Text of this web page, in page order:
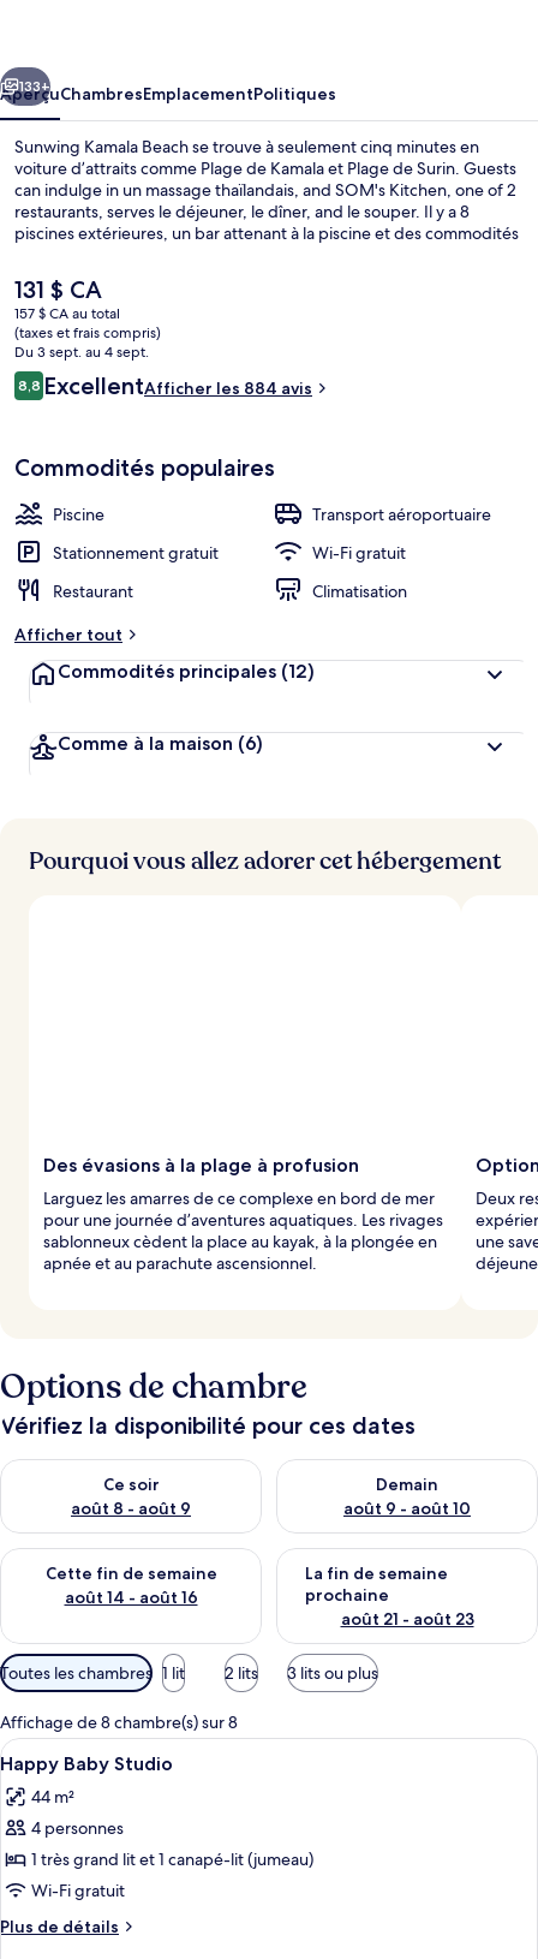
Suivant
133+
AperçuChambresEmplacementPolitiques
Sunwing Kamala Beach se trouve à seulement cinq minutes en
voiture d’attraits comme Plage de Kamala et Plage de Surin. Guests
can indulge in un massage thaïlandais, and SOM's Kitchen, one of 2
restaurants, serves le déjeuner, le dîner, and le souper. Il y a 8
piscines extérieures, un bar attenant à la piscine et des commodités
ondes. Les autres voyageurs adorent le personnel serviable.
Le
prix
actuel
est
de 131 $ CA
131 $ CA
157 $ CA au total
(taxes et frais compris)
Du 3 sept. au 4 sept.
Avis
8,88,8 sur 10 –
ExcellentAfficher les 884 avis
Commodités populaires
Piscine
Transport aéroportuaire
Stationnement gratuit
Wi-Fi gratuit
Restaurant
Climatisation
Afficher tout
Commodités principales (12)
Comme à la maison (6)
Pourquoi vous allez adorer cet hébergement
Des évasions à la plage à profusion
Larguez les amarres de ce complexe en bord de mer
pour une journée d’aventures aquatiques. Les rivages
sablonneux cèdent la place au kayak, à la plongée en
apnée et au parachute ascensionnel.
Deux
une
Options de chambre
Vérifiez la disponibilité pour ces dates
Ce soir
août 8 - août 9
Vérifier la disponibilité pour ce soir août 8 - août 9
Demain
août 9 - août 10
Vérifier la disponibilité pour
Cette fin de semaine
août 14 - août 16
Vérifier la disponibilité pour cette fin de semaine août 14 -
La fin de semaine
prochaine
août 21 - août 23
Vérifier la disponibilité pour
Filtres
disponibles
pour
les
chambres
Toutes les chambres 1 lit 2 lits 3 lits ou plus
Affichage de 8 chambre(s) sur 8
Afficher
toutes
les
photos
pour
ce
type
de
Une chambre d’hôtel moderne,
10
Happy Baby Studio
44 m²
4 personnes
1 très grand lit et 1 canapé-lit (jumeau)
Wi-Fi gratuit
Plus de détails
Plus